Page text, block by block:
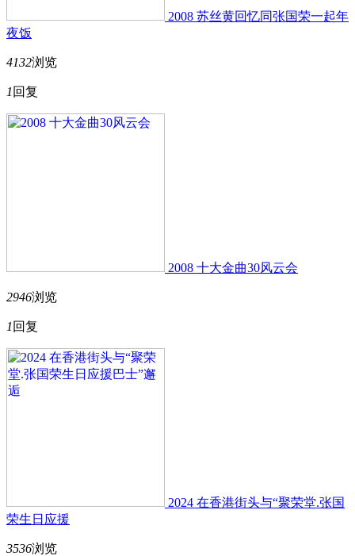
2008 苏丝黄回忆同张国荣一起年
夜饭
4132浏览
1 回复
2008 十大金曲30风云会
2946浏览
1 回复
2024 在香港街头与“聚荣堂.张国
荣生日应援
3536浏览